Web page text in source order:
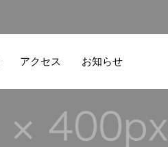
アクセス お知らせ